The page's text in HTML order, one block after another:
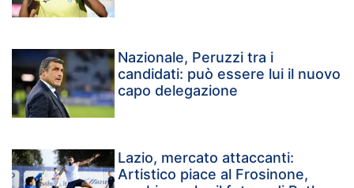
Nazionale, Peruzzi tra i
candidati: può essere lui il nuovo
capo delegazione
Lazio, mercato attaccanti:
Artistico piace al Frosinone,